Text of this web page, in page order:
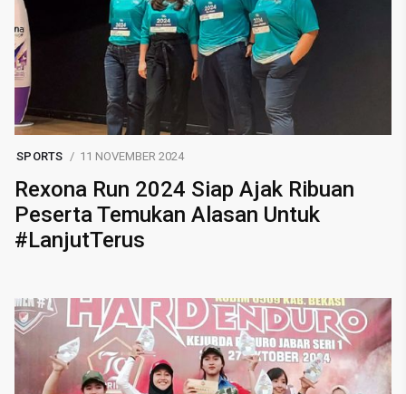
SPORTS 11 NOVEMBER 2024
Rexona Run 2024 Siap Ajak Ribuan
Peserta Temukan Alasan Untuk
#LanjutTerus